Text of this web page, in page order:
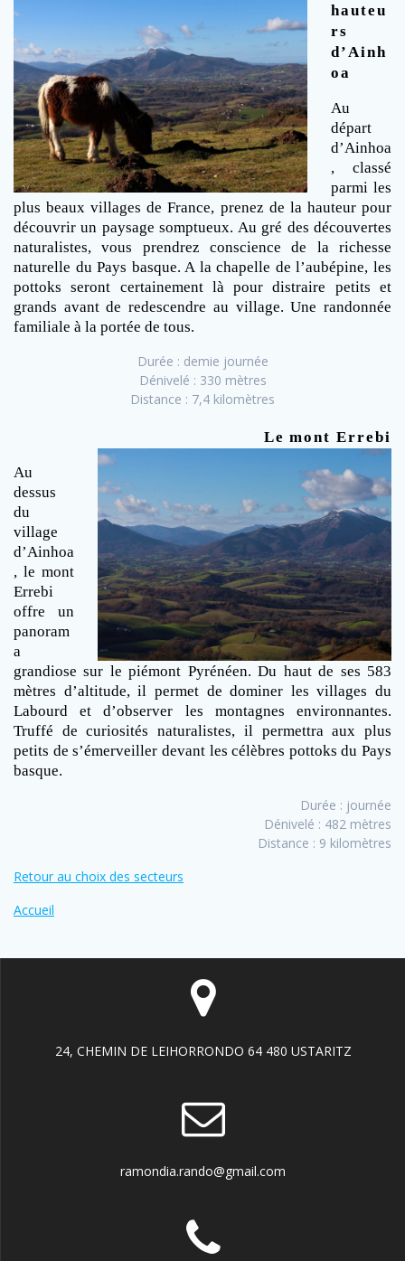
hauteu
rs
d’Ainh
oa
Au
départ
d’Ainhoa
, classé
parmi les
plus beaux villages de France, prenez de la hauteur pour
découvrir un paysage somptueux. Au gré des découvertes
naturalistes, vous prendrez conscience de la richesse
naturelle du Pays basque. A la chapelle de l’aubépine, les
pottoks seront certainement là pour distraire petits et
grands avant de redescendre au village. Une randonnée
familiale à la portée de tous.
Durée : demie journée
Dénivelé : 330 mètres
Distance : 7,4 kilomètres
Le mont Errebi
Au
dessus
du
village
d’Ainhoa
, le mont
Errebi
offre un
panoram
a
grandiose sur le piémont Pyrénéen. Du haut de ses 583
mètres d’altitude, il permet de dominer les villages du
Labourd et d’observer les montagnes environnantes.
Truffé de curiosités naturalistes, il permettra aux plus
petits de s’émerveiller devant les célèbres pottoks du Pays
basque.
Durée : journée
Dénivelé : 482 mètres
Distance : 9 kilomètres
Retour au choix des secteurs
Accueil
24, CHEMIN DE LEIHORRONDO 64 480 USTARITZ
ramondia.rando@gmail.com